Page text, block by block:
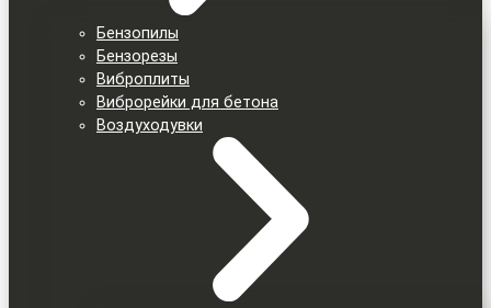
Бензопилы
Бензорезы
Виброплиты
Виброрейки для бетона
Воздуходувки